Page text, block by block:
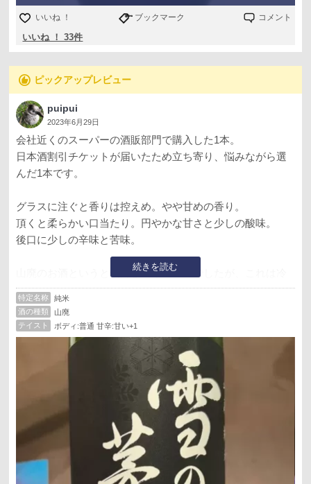
いいね ！ ブックマーク コメント
いいね ！ 33件
recommend ピックアップレビュー
puipui
2023年6月29日
続きを読む
会社近くのスーパーの酒販部門で購入した1本。
日本酒割引チケットが届いたため立ち寄り、悩みながら選
んだ1本です。
グラスに注ぐと香りは控えめ。やや甘めの香り。
頂くと柔らかい口当たり。円やかな甘さと少しの酸味。
後口に少しの辛味と苦味。
山廃のお酒というと燗向きのイメージでしたが、これは冷
やしても美味しく頂けました。割引チケットのおかげもあ
りますがこのお値段でこの品質はお値打ちに感じます♪
特定名称
純米
酒の種類
山廃
テイスト
ボディ:普通 甘辛:甘い+1